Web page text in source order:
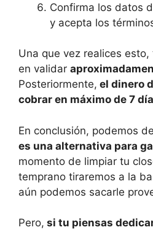
Confirma los datos
y acepta los
Una que vez realices
en validar
Posteriormente, el dinero
cobrar en máximo de 7
En conclusión, podemos
es una alternativa para
momento de limpiar tu
temprano tiraremos a la
aún podemos sacarle
Pero, si tu piensas